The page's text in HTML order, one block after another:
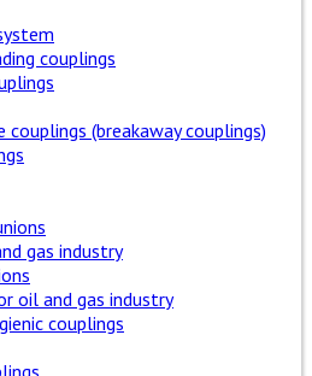
couplings
couplings (breakaway couplings)
gas industry
oil and gas industry
couplings